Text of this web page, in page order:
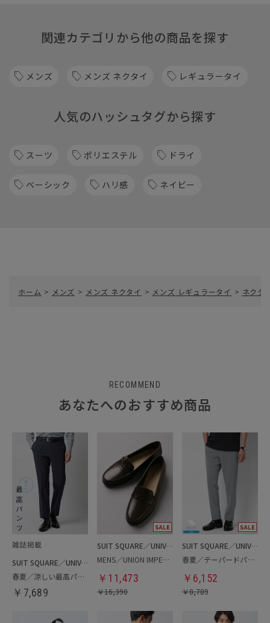
関連カテゴリから他の商品を探す
メンズ メンズ ネクタイ レギュラータイ
人気のハッシュタグから探す
スーツ ポリエステル ドライ
ベーシック ハリ感 ネイビー
ホーム > メンズ > メンズ ネクタイ > メンズ レギュラータイ > ネクタ
RECOMMEND
あなたへのおすすめ商品
SUIT SQUARE／UNIVERSAL LANGUAGE
春夏／涼しい最高パンツ
￥ 7,689
SUIT SQUARE／UNIVERSAL LANGUAGE
MENS／UNION IMPERIAL監修／コインローファー
￥ 11,473
￥16,390
SUIT SQUARE／UNIVERSAL LANGUAGE
春夏／テーパードパンツ
￥ 6,152
￥8,789